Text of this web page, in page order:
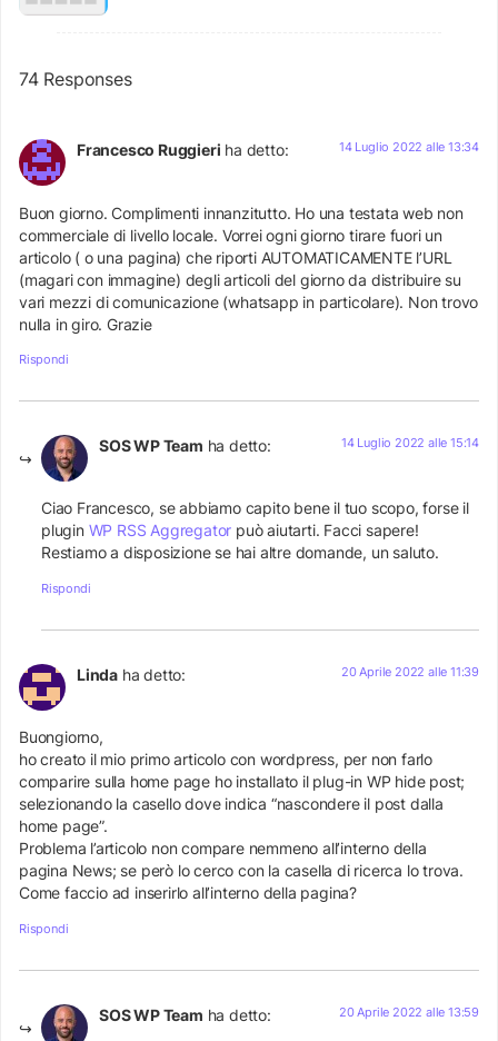
74 Responses
Francesco Ruggieri ha detto: 14 Luglio 2022 alle 13:34
Buon giorno. Complimenti innanzitutto. Ho una testata web non
commerciale di livello locale. Vorrei ogni giorno tirare fuori un
articolo ( o una pagina) che riporti AUTOMATICAMENTE l’URL
(magari con immagine) degli articoli del giorno da distribuire su
vari mezzi di comunicazione (whatsapp in particolare). Non trovo
nulla in giro. Grazie
Rispondi
SOS WP Team ha detto: 14 Luglio 2022 alle 15:14
Ciao Francesco, se abbiamo capito bene il tuo scopo, forse il
plugin WP RSS Aggregator può aiutarti. Facci sapere!
Restiamo a disposizione se hai altre domande, un saluto.
Rispondi
Linda ha detto: 20 Aprile 2022 alle 11:39
Buongiorno,
ho creato il mio primo articolo con wordpress, per non farlo
comparire sulla home page ho installato il plug-in WP hide post;
selezionando la casello dove indica “nascondere il post dalla
home page”.
Problema l’articolo non compare nemmeno all’interno della
pagina News; se però lo cerco con la casella di ricerca lo trova.
Come faccio ad inserirlo all’interno della pagina?
Rispondi
SOS WP Team ha detto: 20 Aprile 2022 alle 13:59